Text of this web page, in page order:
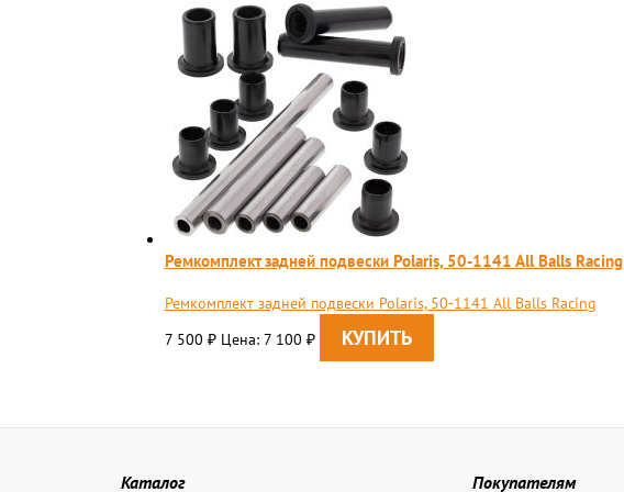
Ремкомплект задней подвески Polaris, 50-1141 All Balls Racing
Ремкомплект задней подвески Polaris, 50-1141 All Balls Racing
7 500 ₽ Цена: 7 100 ₽
Каталог Покупателям